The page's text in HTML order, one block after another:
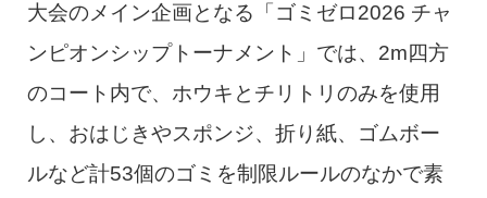
大会のメイン企画となる「ゴミゼロ2026 チャ
ンピオンシップトーナメント」では、2m四方
のコート内で、ホウキとチリトリのみを使用
し、おはじきやスポンジ、折り紙、ゴムボー
ルなど計53個のゴミを制限ルールのなかで素